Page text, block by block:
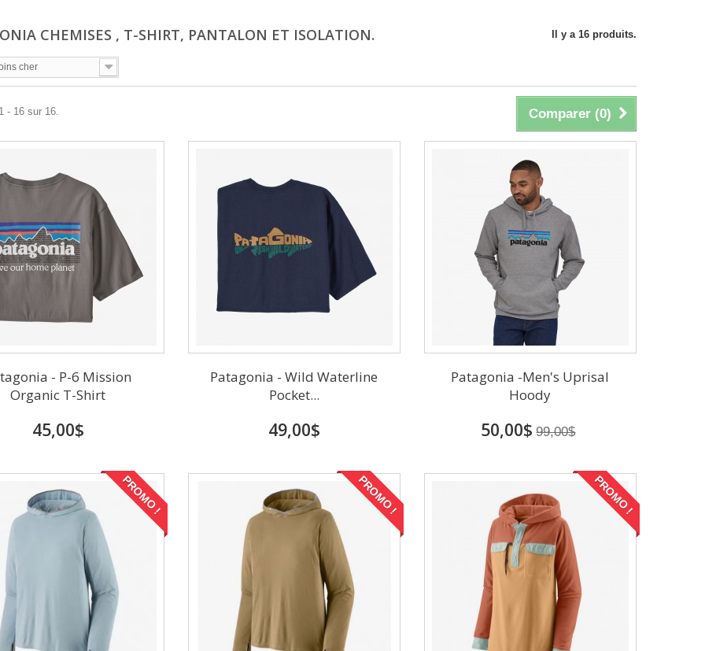
CHEMISES , T-SHIRT, PANTALON ET ISOLATION. Il y a 16 produits.
cher
Comparer (0)
- 16 sur 16.
- P-6 Mission
Organic T-Shirt
45,00$
Patagonia - Wild Waterline
Pocket...
49,00$
Patagonia -Men's Uprisal
Hoody
50,00$ 99,00$
PROMO ! PROMO ! PROMO !